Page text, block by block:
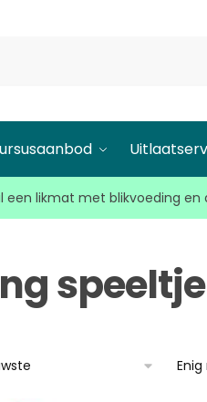
een likmat met blikvoeding
speeltje